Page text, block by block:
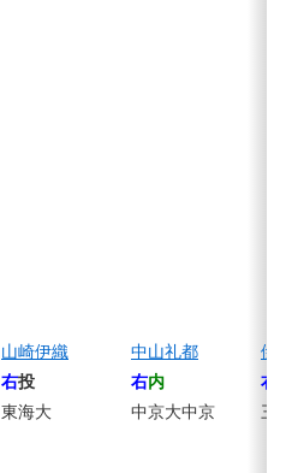
山崎伊織
右投
東海大
中山礼都
右内
中京大中京
伊
右
三